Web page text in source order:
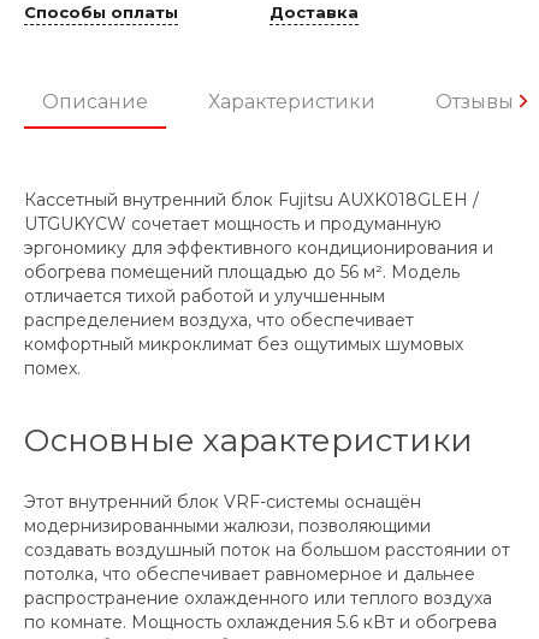
Способы оплаты Доставка
Описание Характеристики Отзывы
Кассетный внутренний блок Fujitsu AUXK018GLEH /
UTGUKYCW сочетает мощность и продуманную
эргономику для эффективного кондиционирования и
обогрева помещений площадью до 56 м². Модель
отличается тихой работой и улучшенным
распределением воздуха, что обеспечивает
комфортный микроклимат без ощутимых шумовых
помех.
Основные характеристики
Этот внутренний блок VRF-системы оснащён
модернизированными жалюзи, позволяющими
создавать воздушный поток на большом расстоянии от
потолка, что обеспечивает равномерное и дальнее
распространение охлажденного или теплого воздуха
по комнате. Мощность охлаждения 5.6 кВт и обогрева